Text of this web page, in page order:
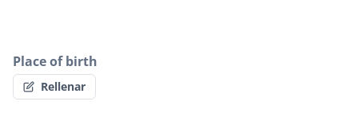
Place of birth
Rellenar